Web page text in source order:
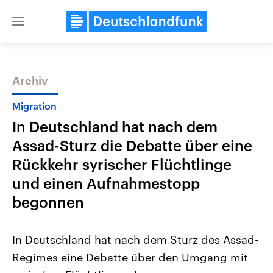
Close
Themen
Landtagswahl Sachsen-Anhalt
Sachsen-Anhalt wählt am 6.
September 2026 einen neuen
Landtag. Seit 2021 wird das
Bundesland von einer Koalition aus
Wirtschaftlich und
gehören die Vereinigten
den mächtigsten Ländern
Archiv
Migration
In Deutschland hat nach dem
Assad-Sturz die Debatte über eine
Rückkehr syrischer Flüchtlinge
und einen Aufnahmestopp
begonnen
In Deutschland hat nach dem Sturz des Assad-
Regimes eine Debatte über den Umgang mit